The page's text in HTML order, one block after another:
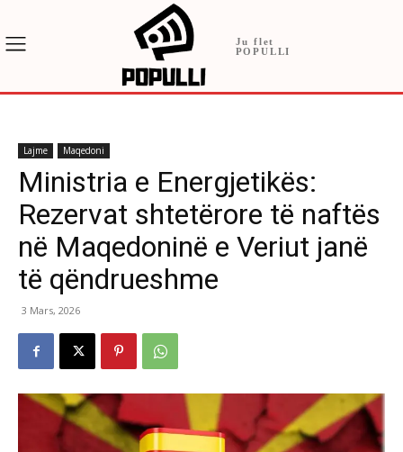
Ju flet
POPULLI
Lajme Maqedoni
Ministria e Energjetikës:
Rezervat shtetërore të naftës
në Maqedoninë e Veriut janë
të qëndrueshme
3 Mars, 2026